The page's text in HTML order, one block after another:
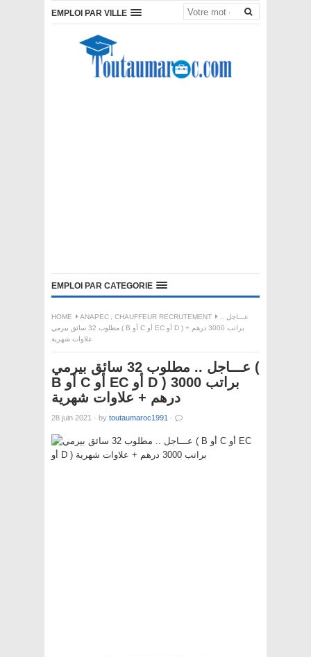
EMPLOI PAR VILLE
EMPLOI PAR CATEGORIE
HOME ANAPEC , CHAUFFEUR RECRUTEMENT
عـــاجل ..
مطلوب 32 سائق بيرمي ( B أو C أو EC أو D ) براتب 3000 درهم +
علاوات شهرية
عـــاجل .. مطلوب 32 سائق بيرمي (
B أو C أو EC أو D ) براتب 3000
درهم + علاوات شهرية
28 juin 2021 · by toutaumaroc1991 ·